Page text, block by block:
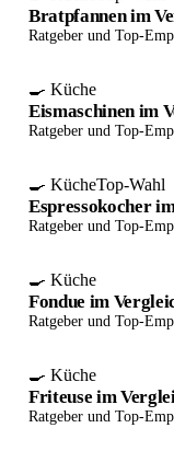
Bratpfannen im
Ratgeber und Top-
🍳 Küche
Eismaschinen im
Ratgeber und Top-
🍳 KücheTop-Wahl
Espressokocher
Ratgeber und Top-
🍳 Küche
Fondue im
Ratgeber und Top-
🍳 Küche
Friteuse im
Ratgeber und Top-